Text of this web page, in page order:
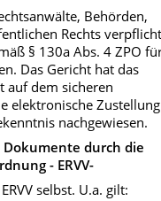
Behörden,
Rechts
§ 130a Abs. 4 ZPO
Das Gericht hat das
auf dem sicheren
elektronische
nachgewiesen.
durch die
- ERVV-
selbst. U.a. gilt: